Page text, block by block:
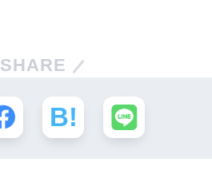
SHARE